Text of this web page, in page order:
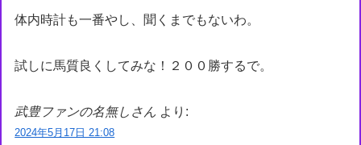
体内時計も一番やし、聞くまでもないわ。
試しに馬質良くしてみな！２００勝するで。
武豊ファンの名無しさん より:
2024年5月17日 21:08